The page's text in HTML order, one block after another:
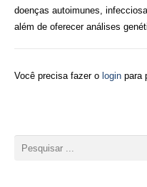
doenças autoimunes,
além de oferecer análises
Você precisa fazer o loginpara